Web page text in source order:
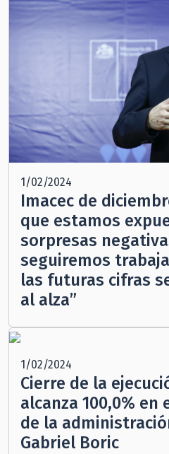
1/02/2024
Imacec de
que estamos
sorpresas
seguiremos
las futuras cifras
al alza”
1/02/2024
Cierre de la
alcanza 100,0% en
de la
Gabriel Boric